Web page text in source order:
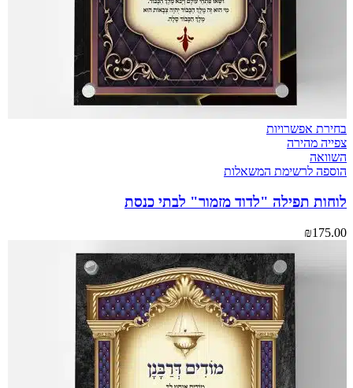
בחירת אפשרויות
צפייה מהירה
השוואה
הוספה לרשימת המשאלות
לוחות תפילה "לדוד מזמור" לבתי כנסת
₪175.00